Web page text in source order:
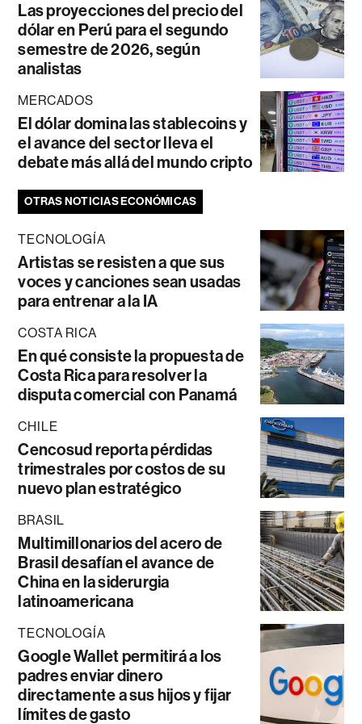
Las proyecciones del precio del
dólar en Perú para el segundo
semestre de 2026, según
analistas
MERCADOS
El dólar domina las stablecoins y
el avance del sector lleva el
debate más allá del mundo cripto
OTRAS NOTICIAS ECONÓMICAS
TECNOLOGÍA
Artistas se resisten a que sus
voces y canciones sean usadas
para entrenar a la IA
COSTA RICA
En qué consiste la propuesta de
Costa Rica para resolver la
disputa comercial con Panamá
CHILE
Cencosud reporta pérdidas
trimestrales por costos de su
nuevo plan estratégico
BRASIL
Multimillonarios del acero de
Brasil desafían el avance de
China en la siderurgia
latinoamericana
TECNOLOGÍA
Google Wallet permitirá a los
padres enviar dinero
directamente a sus hijos y fijar
límites de gasto